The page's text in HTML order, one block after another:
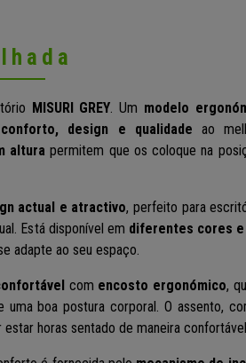
MISURI GREY. Um modelo
conforto, design e qualidade ao
altura permitem que os coloque na
actual e atractivo, perfeito para
Está disponível em diferentes cores e
adapte ao seu espaço.
com encosto ergonómico,
uma boa postura corporal.O assento,
horas sentado de maneira